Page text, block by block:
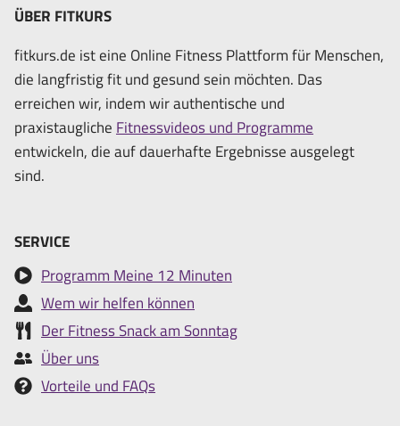
ÜBER FITKURS
fitkurs.de ist eine Online Fitness Plattform für Menschen,
die langfristig fit und gesund sein möchten. Das
erreichen wir, indem wir authentische und
praxistaugliche Fitnessvideos und Programme
entwickeln, die auf dauerhafte Ergebnisse ausgelegt
sind.
SERVICE
Programm Meine 12 Minuten
Wem wir helfen können
Der Fitness Snack am Sonntag
Über uns
Vorteile und FAQs